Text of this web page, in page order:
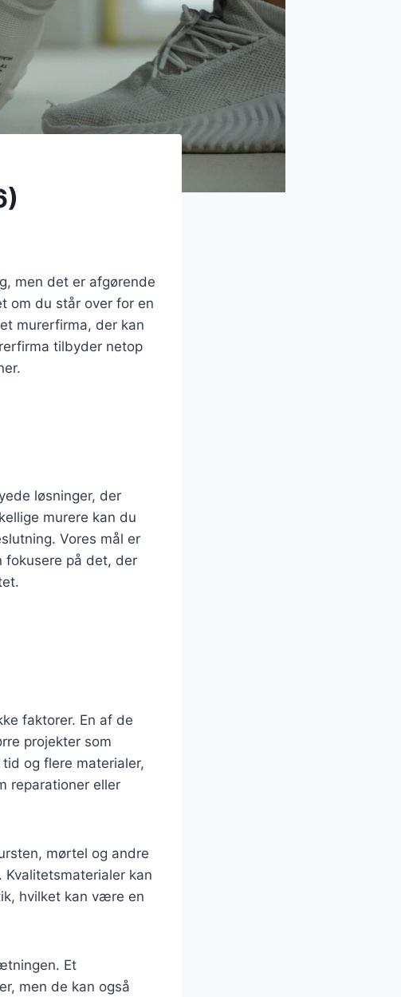
men det er afgørende
om du står over for en
murerfirma, der kan
tilbyder netop
løsninger, der
murere kan du
Vores mål er
fokusere på det, der
faktorer. En af de
projekter som
og flere materialer,
reparationer eller
mørtel og andre
kan
hvilket kan være en
Et
men de kan også